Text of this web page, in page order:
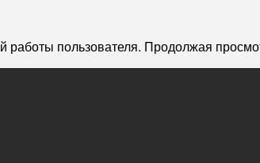
пользователя. Продолжая